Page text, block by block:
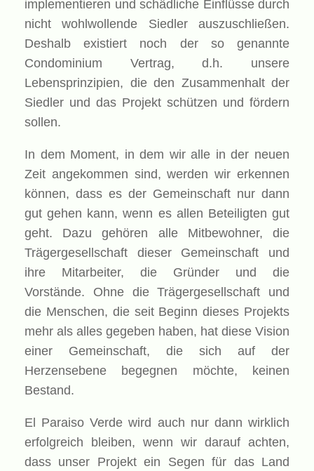
implementieren und schädliche Einflüsse durch
nicht wohlwollende Siedler auszuschließen.
Deshalb existiert noch der so genannte
Condominium Vertrag, d.h. unsere
Lebensprinzipien, die den Zusammenhalt der
Siedler und das Projekt schützen und fördern
sollen.
In dem Moment, in dem wir alle in der neuen
Zeit angekommen sind, werden wir erkennen
können, dass es der Gemeinschaft nur dann
gut gehen kann, wenn es allen Beteiligten gut
geht. Dazu gehören alle Mitbewohner, die
Trägergesellschaft dieser Gemeinschaft und
ihre Mitarbeiter, die Gründer und die
Vorstände. Ohne die Trägergesellschaft und
die Menschen, die seit Beginn dieses Projekts
mehr als alles gegeben haben, hat diese Vision
einer Gemeinschaft, die sich auf der
Herzensebene begegnen möchte, keinen
Bestand.
El Paraiso Verde wird auch nur dann wirklich
erfolgreich bleiben, wenn wir darauf achten,
dass unser Projekt ein Segen für das Land